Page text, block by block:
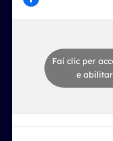
Fai clic per
e